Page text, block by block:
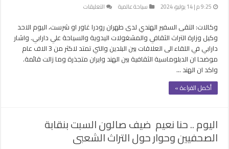
9:25 م | 14 يوليو، 2024 سياحة عالمية التعليقات
والهند
تبحثان
التعاون
بمجالات
وكالات: التقى السفير الهندي لدى طهران رودرا غاور او شرست، اليوم الاحد
وكيل وزارة التراث الثقافي والمشغولات اليدوية والسياحة علي دارابي. واشار
دارابي في اللقاء الى العلاقات بين البلدين والتي تمتد لاكثر من 3 الاف عام
موضحا ان الدبلوماسية الثقافية بين الهند وايران متجذرة وما زالت قائمة.
واكد ان الهند …
أكمل القراءة »
اليوم .. حنا نعيم ضيف صالون السبت بنقابة
الصحفيين وحوار حول التراث الشعبى